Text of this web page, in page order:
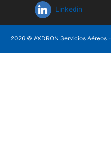
Linkedin
2026 © AXDRON Servicios Aéreos -